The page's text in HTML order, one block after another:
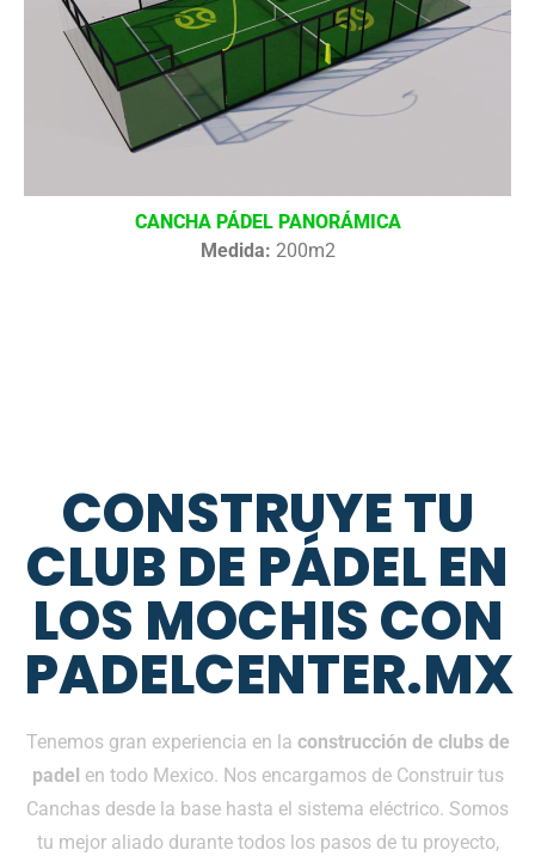
CANCHA PÁDEL PANORÁMICA
Medida: 200m2
CONSTRUYE TU
CLUB DE PÁDEL EN
LOS MOCHIS CON
PADELCENTER.MX
Tenemos gran experiencia en la construcción de clubs de
padel en todo Mexico. Nos encargamos de Construir tus
Canchas desde la base hasta el sistema eléctrico. Somos
tu mejor aliado durante todos los pasos de tu proyecto,